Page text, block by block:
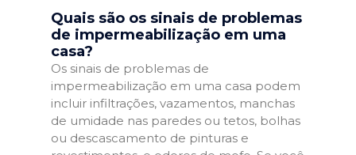
Quais são os sinais de problemas
de impermeabilização em uma
casa?
Os sinais de problemas de
impermeabilização em uma casa podem
incluir infiltrações, vazamentos, manchas
de umidade nas paredes ou tetos, bolhas
ou descascamento de pinturas e